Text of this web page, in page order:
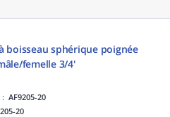
boisseau sphérique poignée
femelle 3/4'
:AF9205-20
205-20